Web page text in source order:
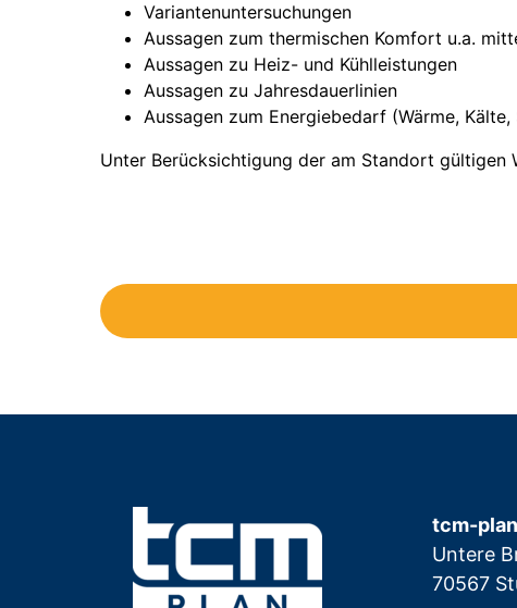
Variantenuntersuchungen
Aussagen zum thermischen Komfort u.a.
Aussagen zu Heiz- und Kühlleistungen
Aussagen zu Jahresdauerlinien
Aussagen zum Energiebedarf (Wärme, Kälte,
Unter Berücksichtigung der am Standort gültigen
tcm-
Untere
70567